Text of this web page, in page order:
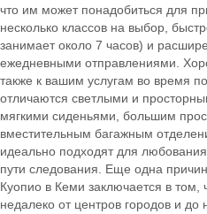
что им может понадобиться для
несколько классов на выбор,
занимает около 7 часов) и
ежедневными отправлениями.
также к вашим услугам во время
отличаются светлыми и
мягкими сиденьями, большим
вместительным багажным
идеально подходят для
пути следования. Еще одна
Куопио в Кеми заключается в том,
недалеко от центров городов и до